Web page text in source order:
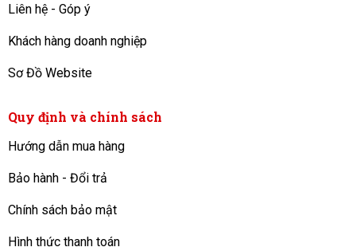
Liên hệ - Góp ý
Khách hàng doanh nghiệp
Sơ Đồ Website
Quy định và chính sách
Hướng dẫn mua hàng
Bảo hành - Đổi trả
Chính sách bảo mật
Hình thức thanh toán